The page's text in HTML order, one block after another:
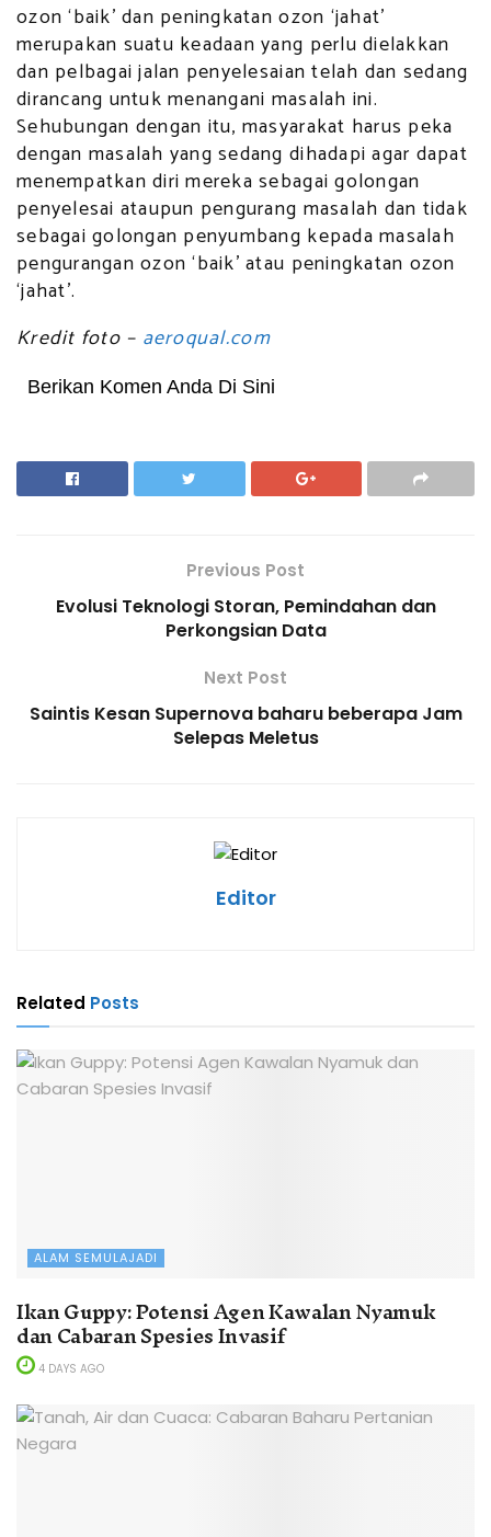
ozon ‘baik’ dan peningkatan ozon ‘jahat’
merupakan suatu keadaan yang perlu dielakkan
dan pelbagai jalan penyelesaian telah dan sedang
dirancang untuk menangani masalah ini.
Sehubungan dengan itu, masyarakat harus peka
dengan masalah yang sedang dihadapi agar dapat
menempatkan diri mereka sebagai golongan
penyelesai ataupun pengurang masalah dan tidak
sebagai golongan penyumbang kepada masalah
pengurangan ozon ‘baik’ atau peningkatan ozon
‘jahat’.
Kredit foto – aeroqual.com
Berikan Komen Anda Di Sini
Previous Post
Evolusi Teknologi Storan, Pemindahan dan
Perkongsian Data
Next Post
Saintis Kesan Supernova baharu beberapa Jam
Selepas Meletus
Editor
Related Posts
ALAM SEMULAJADI
Ikan Guppy: Potensi Agen Kawalan Nyamuk
dan Cabaran Spesies Invasif
4 DAYS AGO